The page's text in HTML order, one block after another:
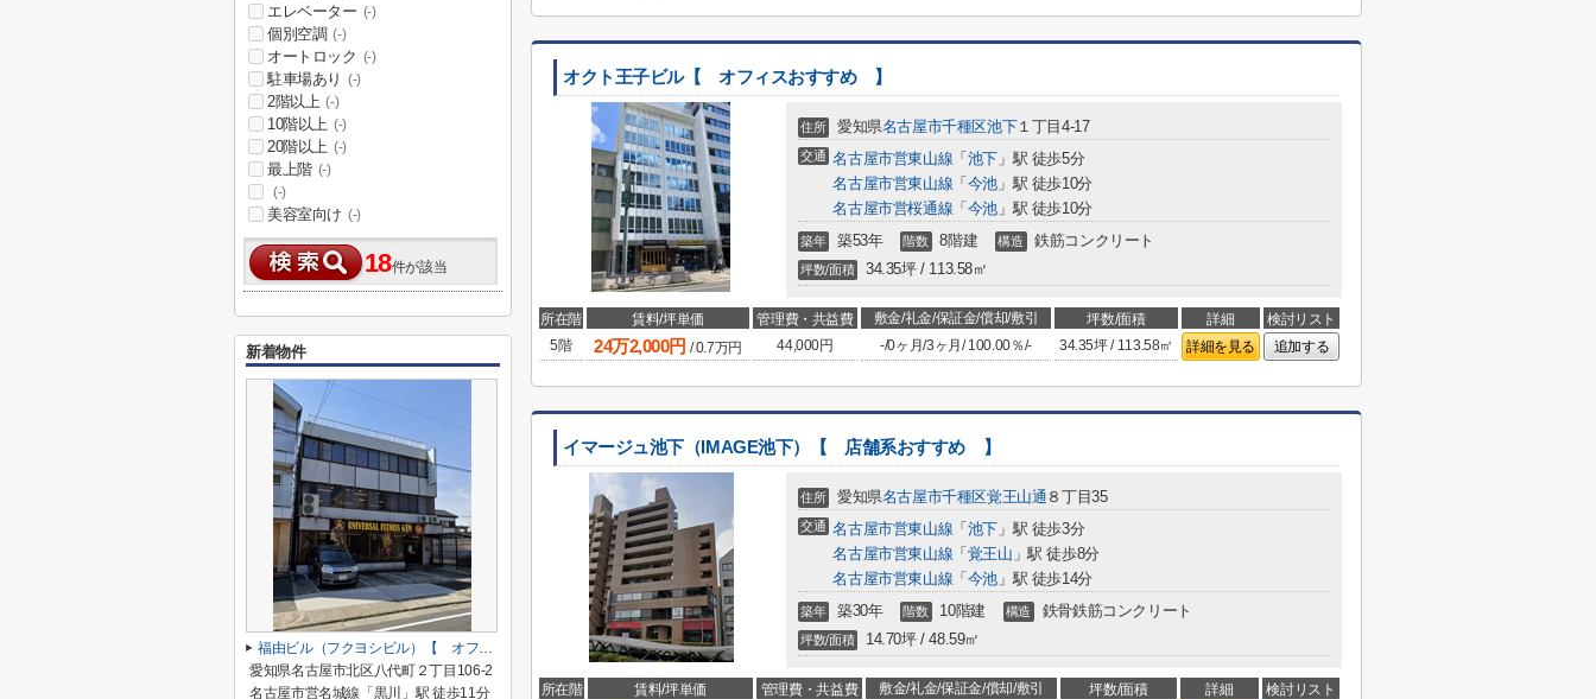
オクト王子ビル【 オフィスおすすめ 】
住所 愛知県名古屋市千種区池下１丁目4-17
交通 名古屋市営東山線 「 池下 」駅 徒歩5分
名古屋市営東山線 「 今池 」駅 徒歩10分
名古屋市営桜通線 「 今池 」駅 徒歩10分
築年 築53年 階数 8階建 構造 鉄筋コンクリート
坪数/面積 34.35坪 / 113.58㎡
所在階 賃料/坪単価 管理費・共益費 敷金/礼金/保証金/償却/敷引 坪数/面積 詳細
検討リスト
5階
24万2,000円 /0.7万円 44,000円 -/0ヶ月/3ヶ月 /100.00％/- 34.35坪 / 113.58㎡ 詳細を見る 追加する
イマージュ池下（IMAGE池下）【 店舗系おすすめ 】
住所 愛知県名古屋市千種区覚王山通 ８丁目35
交通 名古屋市営東山線 「 池下 」駅 徒歩3分
名古屋市営東山線 「 覚王山 」駅 徒歩8分
名古屋市営東山線 「 今池 」駅 徒歩14分
築年 築30年 階数 10階建 構造 鉄骨鉄筋コンクリート
坪数/面積 14.70坪 / 48.59㎡
所在階 賃料/坪単価 管理費・共益費 敷金/礼金/保証金/償却/敷引 坪数/面積 詳細
検討リスト
エレベーター (-)
個別空調 (-)
オートロック (-)
駐車場あり (-)
2階以上 (-)
10階以上 (-)
20階以上 (-)
最上階 (-)
(-)
美容室向け (-)
18件が該当
新着物件
福由ビル（フクヨシビル）【 オフィスおすすめ 】
愛知県名古屋市北区八代町２丁目106-2
名古屋市営名城線「黒川」駅 徒歩11分